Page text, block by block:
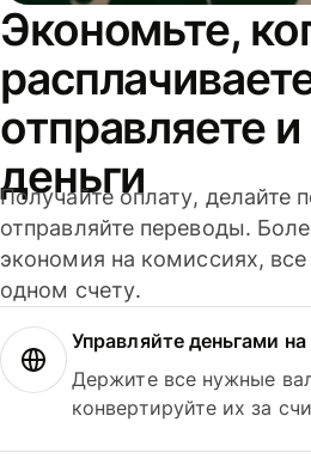
Экономьте,
отправляете
деньги
Получайте оплату, делайте
отправляйте переводы.
экономия на комиссиях,
одном счету.
Управляйте деньгами
Держите все нужные
конвертируйте их за